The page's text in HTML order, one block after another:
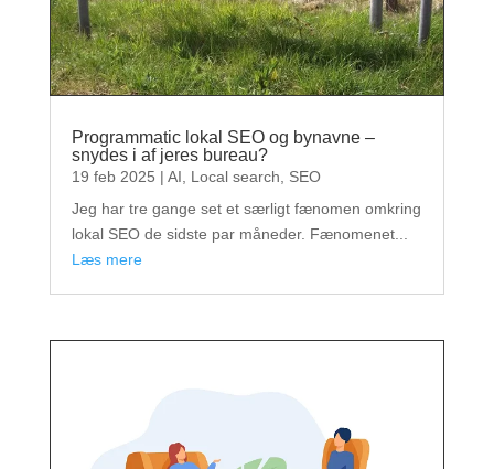
Programmatic lokal SEO og bynavne –
snydes i af jeres bureau?
19 feb 2025 | AI Local search
SEO
Jeg har tre gange set et særligt fænomen omkring
lokal SEO de sidste par måneder. Fænomenet...
læs mere